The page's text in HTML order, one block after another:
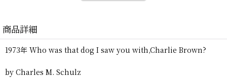
商品詳細
1973年 Who was that dog I saw you with,Charlie Brown?
by Charles M. Schulz